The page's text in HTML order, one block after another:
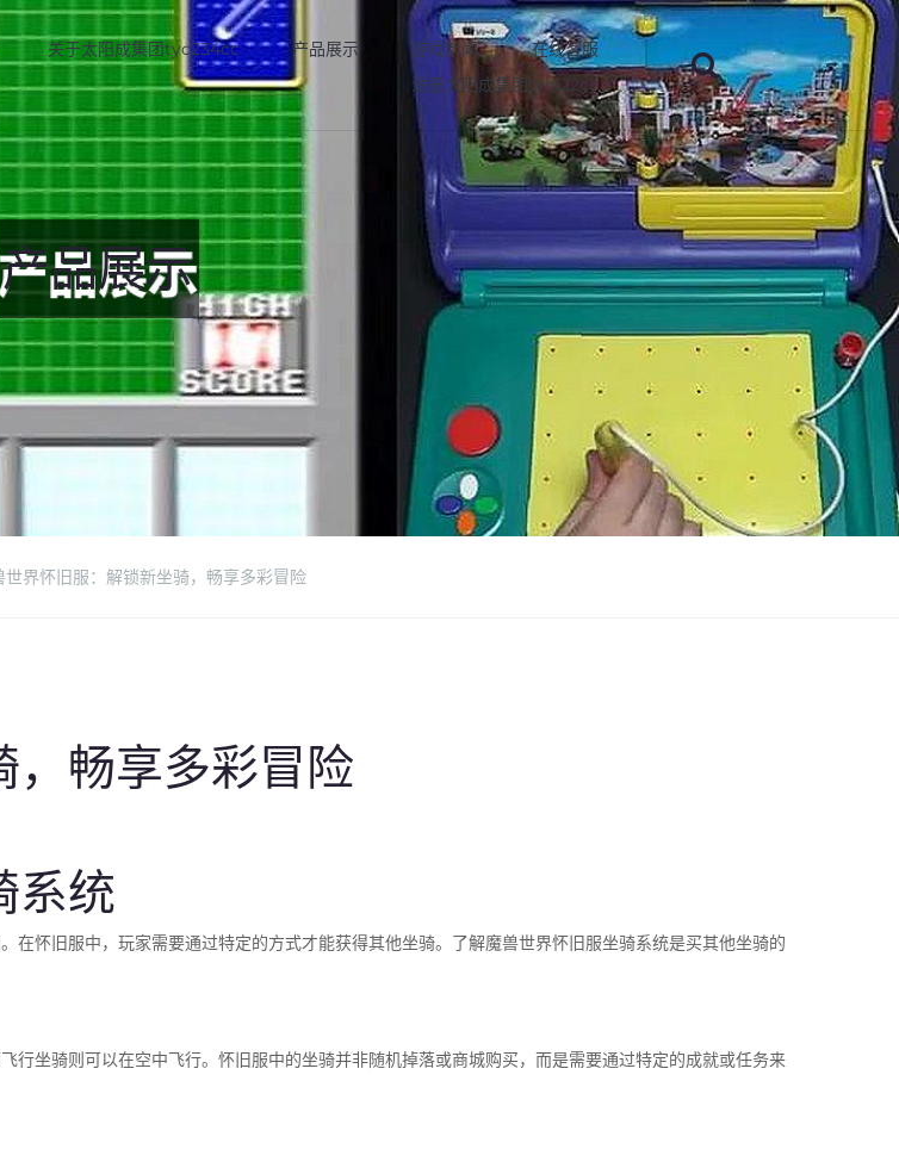
关于太阳成集团tyc234cc 产品展示 游戏新闻
在线客服
注册太阳成集团tyc122cc
产品展示
世界怀旧服：解锁新坐骑，畅享多彩冒险
，畅享多彩冒险
系统
怀旧服中，玩家需要通过特定的方式才能获得其他坐骑。了解魔兽世界怀旧服坐骑系统是买其他坐骑的
坐骑则可以在空中飞行。怀旧服中的坐骑并非随机掉落或商城购买，而是需要通过特定的成就或任务来